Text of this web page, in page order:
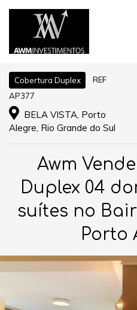
Cobertura Duplex
REF
AP377
BELA VISTA, Porto
Alegre, Rio Grande do Sul
Awm
Duplex 04
suítes no
Porto